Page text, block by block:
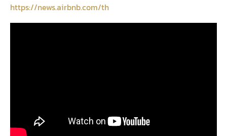
https://news.airbnb.com/th